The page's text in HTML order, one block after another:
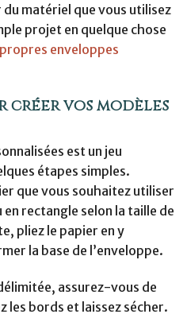
matériel que vous utilisez
projet en quelque chose
enveloppes
créer vos modèles
est un jeu
étapes simples.
que vous souhaitez utiliser
rectangle selon la taille de
pliez le papier en y
la base de l’enveloppe.
assurez-vous de
les bords et laissez sécher.